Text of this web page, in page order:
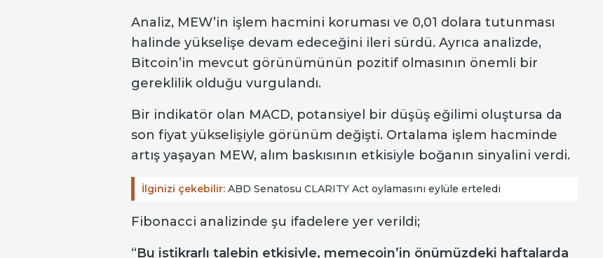
Analiz, MEW’in işlem hacmini koruması ve 0,01 dolara tutunması
halinde yükselişe devam edeceğini ileri sürdü. Ayrıca analizde,
Bitcoin’in mevcut görünümünün pozitif olmasının önemli bir
gereklilik olduğu vurgulandı.
Bir indikatör olan MACD, potansiyel bir düşüş eğilimi oluştursa da
son fiyat yükselişiyle görünüm değişti. Ortalama işlem hacminde
artış yaşayan MEW, alım baskısının etkisiyle boğanın sinyalini verdi.
İlginizi çekebilir: ABD Senatosu CLARITY Act oylamasını eylüle erteledi
Fibonacci analizinde şu ifadelere yer verildi;
“Bu istikrarlı talebin etkisiyle, memecoin’in önümüzdeki haftalarda